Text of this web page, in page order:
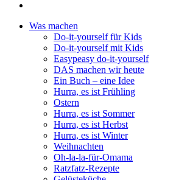
Was machen
Do-it-yourself für Kids
Do-it-yourself mit Kids
Easypeasy do-it-yourself
DAS machen wir heute
Ein Buch – eine Idee
Hurra, es ist Frühling
Ostern
Hurra, es ist Sommer
Hurra, es ist Herbst
Hurra, es ist Winter
Weihnachten
Oh-la-la-für-Omama
Ratzfatz-Rezepte